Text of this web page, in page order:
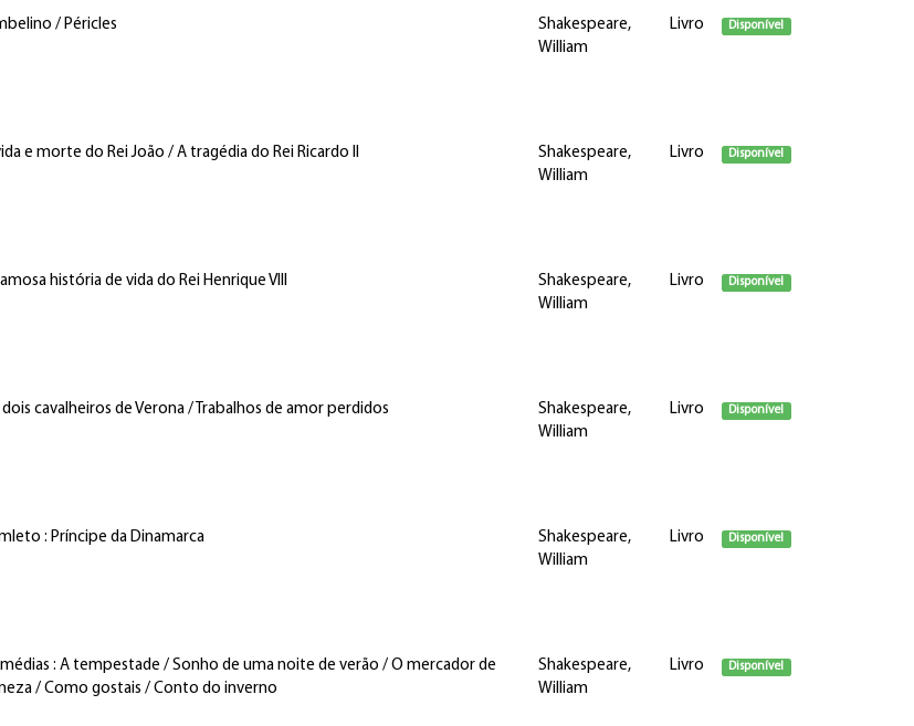
/ Péricles
Shakespeare,
William
Livro Disponível
e morte do Rei João / A tragédia do Rei Ricardo II
Shakespeare,
William
Livro Disponível
história de vida do Rei Henrique VIII
Shakespeare,
William
Livro Disponível
dois cavalheiros de Verona / Trabalhos de amor perdidos
Shakespeare,
William
Livro Disponível
: Príncipe da Dinamarca
Shakespeare,
William
Livro Disponível
: A tempestade / Sonho de uma noite de verão / O mercador de
/ Como gostais / Conto do inverno
Shakespeare,
William
Livro Disponível